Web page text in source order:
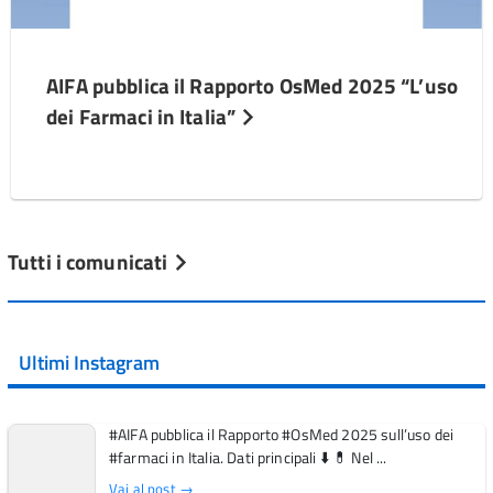
AIFA pubblica il Rapporto OsMed 2025 “L’uso
dei Farmaci in Italia”
Tutti i comunicati
Ultimi Instagram
#AIFA pubblica il Rapporto #OsMed 2025 sull’uso dei
#farmaci in Italia. Dati principali ⬇️ 💊 Nel ...
Vai al post →